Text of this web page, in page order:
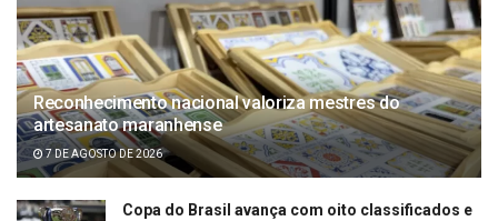
Reconhecimento nacional valoriza mestres do
artesanato maranhense
7 DE AGOSTO DE 2026
Copa do Brasil avança com oito classificados e